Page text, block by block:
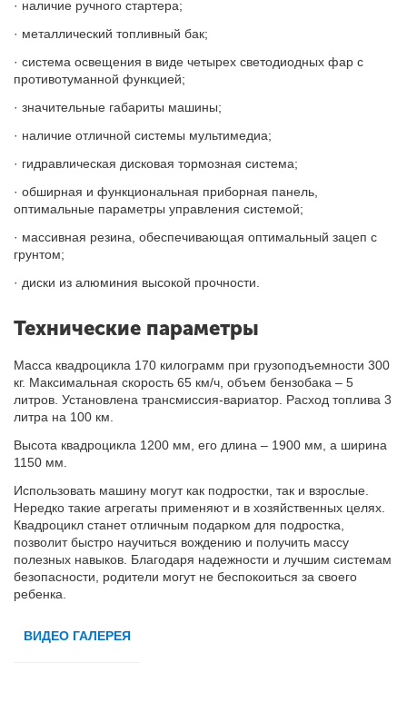
· наличие ручного стартера;
· металлический топливный бак;
· система освещения в виде четырех светодиодных фар с
противотуманной функцией;
· значительные габариты машины;
· наличие отличной системы мультимедиа;
· гидравлическая дисковая тормозная система;
· обширная и функциональная приборная панель,
оптимальные параметры управления системой;
· массивная резина, обеспечивающая оптимальный зацеп с
грунтом;
· диски из алюминия высокой прочности.
Технические параметры
Масса квадроцикла 170 килограмм при грузоподъемности 300
кг. Максимальная скорость 65 км/ч, объем бензобака – 5
литров. Установлена трансмиссия-вариатор. Расход топлива 3
литра на 100 км.
Высота квадроцикла 1200 мм, его длина – 1900 мм, а ширина
1150 мм.
Использовать машину могут как подростки, так и взрослые.
Нередко такие агрегаты применяют и в хозяйственных целях.
Квадроцикл станет отличным подарком для подростка,
позволит быстро научиться вождению и получить массу
полезных навыков. Благодаря надежности и лучшим системам
безопасности, родители могут не беспокоиться за своего
ребенка.
ВИДЕО ГАЛЕРЕЯ